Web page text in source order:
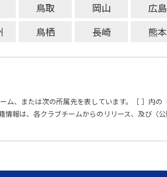
鳥取 岡山 広島
鳥栖 長崎 熊本
ーム、または次の所属先を表しています。［ ］内の
情報は、各クラブチームからのリリース、及び（